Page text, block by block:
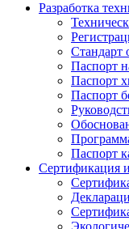
Разработка
Стандарт
Паспорт
Паспорт
Паспорт
Паспорт
Сертификация